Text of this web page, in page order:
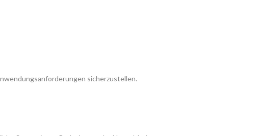
sicherzustellen.